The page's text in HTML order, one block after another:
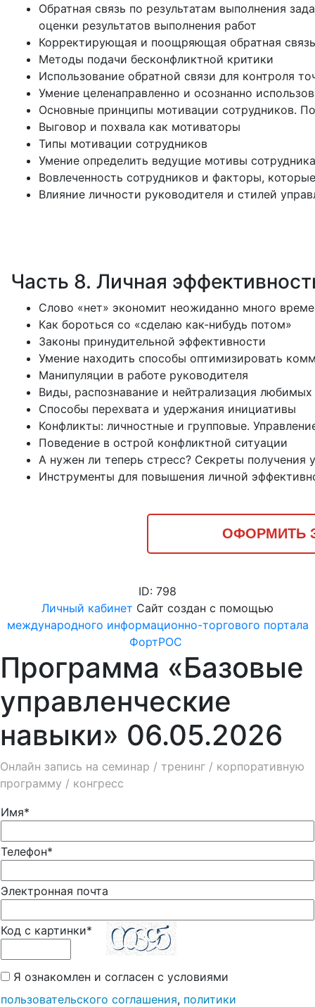
Обратная связь по результатам выполнения
оценки результатов выполнения работ
Корректирующая и поощряющая обратная связь
Методы подачи бесконфликтной критики
Использование обратной связи для контроля
Умение целенаправленно и осознанно
Основные принципы мотивации сотрудников.
Выговор и похвала как мотиваторы
Типы мотивации сотрудников
Умение определить ведущие мотивы
Вовлеченность сотрудников и факторы,
Влияние личности руководителя и стилей
Часть 8. Личная
Слово «нет» экономит неожиданно много
Как бороться со «сделаю как-нибудь потом»
Законы принудительной эффективности
Умение находить способы оптимизировать
Манипуляции в работе руководителя
Виды, распознавание и нейтрализация
Способы перехвата и удержания инициативы
Конфликты: личностные и групповые.
Поведение в острой конфликтной ситуации
А нужен ли теперь стресс? Секреты получения
Инструменты для повышения личной
ОФОРМИТЬ
ID: 798
Личный кабинет Сайт создан с помощью
международного информационно-торгового портала
ФортРОС
Программа «Базовые
управленческие
навыки» 06.05.2026
Онлайн запись на семинар / тренинг / корпоративную
программу / конгресс
Имя*
Телефон*
Электронная почта
Код с картинки*
Я ознакомлен и согласен с условиями
пользовательского соглашения, политики